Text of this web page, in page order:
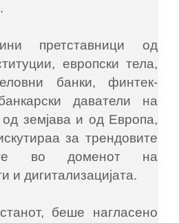
претставници од
европски тела,
банки, финтек-
даватели на
земјава и од Европа,
за трендовите
во доменот на
и дигитализацијата.
беше нагласено